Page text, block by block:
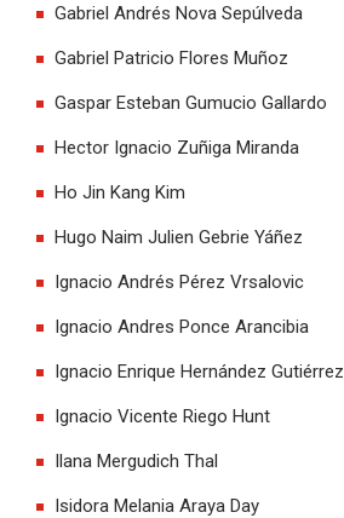
Gabriel Andrés Nova Sepúlveda
Gabriel Patricio Flores Muñoz
Gaspar Esteban Gumucio Gallardo
Hector Ignacio Zuñiga Miranda
Ho Jin Kang Kim
Hugo Naim Julien Gebrie Yáñez
Ignacio Andrés Pérez Vrsalovic
Ignacio Andres Ponce Arancibia
Ignacio Enrique Hernández Gutiérrez
Ignacio Vicente Riego Hunt
Ilana Mergudich Thal
Isidora Melania Araya Day